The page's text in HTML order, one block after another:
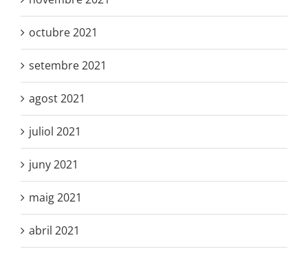
octubre 2021
setembre 2021
agost 2021
juliol 2021
juny 2021
maig 2021
abril 2021